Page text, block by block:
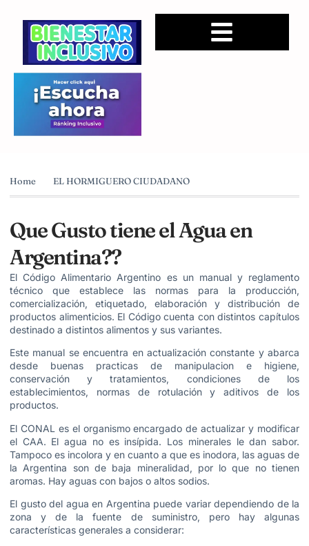
Home EL HORMIGUERO CIUDADANO
Que Gusto tiene el Agua en
Argentina??
El Código Alimentario Argentino es un manual y reglamento
técnico que establece las normas para la producción,
comercialización, etiquetado, elaboración y distribución de
productos alimenticios. El Código cuenta con distintos capítulos
destinado a distintos alimentos y sus variantes.
Este manual se encuentra en actualización constante y abarca
desde buenas practicas de manipulacion e higiene,
conservación y tratamientos, condiciones de los
establecimientos, normas de rotulación y aditivos de los
productos.
El CONAL es el organismo encargado de actualizar y modificar
el CAA. El agua no es insípida. Los minerales le dan sabor.
Tampoco es incolora y en cuanto a que es inodora, las aguas de
la Argentina son de baja mineralidad, por lo que no tienen
aromas. Hay aguas con bajos o altos sodios.
El gusto del agua en Argentina puede variar dependiendo de la
zona y de la fuente de suministro, pero hay algunas
características generales a considerar: